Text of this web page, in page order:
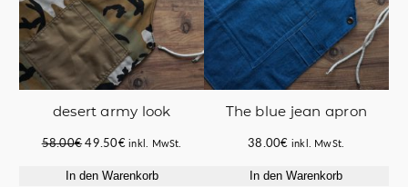
desert army look
58.00€Ursprünglicher
war:
49.50€Aktueller
ist:
inkl. MwSt.
In den Warenkorb
The blue jean apron
38.00€ inkl. MwSt.
In den Warenkorb